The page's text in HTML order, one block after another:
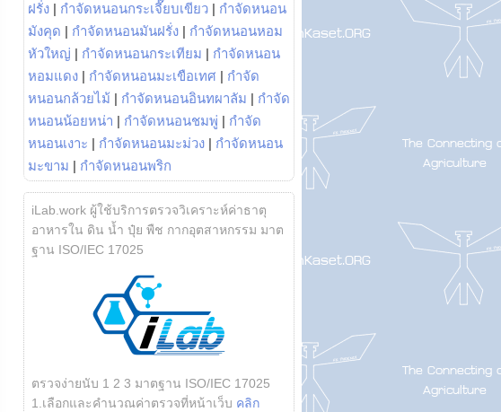
ฝรั่ง | กำจัดหนอนกระเจี๊ยบเขียว | กำจัดหนอน
มังคุด | กำจัดหนอนมันฝรั่ง | กำจัดหนอนหอม
หัวใหญ่ | กำจัดหนอนกระเทียม | กำจัดหนอน
หอมแดง | กำจัดหนอนมะเขือเทศ | กำจัด
หนอนกล้วยไม้ | กำจัดหนอนอินทผาลัม | กำจัด
หนอนน้อยหน่า | กำจัดหนอนชมพู่ | กำจัด
หนอนเงาะ | กำจัดหนอนมะม่วง | กำจัดหนอน
มะขาม | กำจัดหนอนพริก
iLab.work ผู้ใช้บริการตรวจวิเคราะห์ค่าธาตุ
อาหารใน ดิน น้ำ ปุ๋ย พืช กากอุตสาหกรรม มาต
ฐาน ISO/IEC 17025
ตรวจง่ายนับ 1 2 3 มาตฐาน ISO/IEC 17025
1.เลือกและคำนวณค่าตรวจที่หน้าเว็บ คลิก